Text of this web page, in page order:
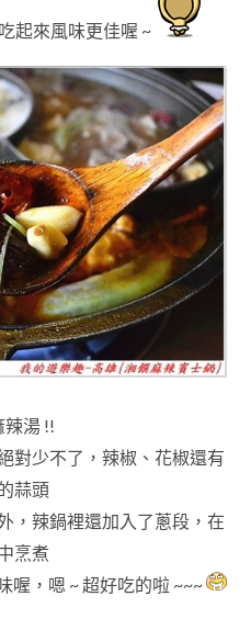
吃起來風味更佳喔 ~
辣湯 !!
對少不了 ，辣椒 、花椒還有
蒜頭
， 辣鍋裡還加入了蔥段 ， 在
烹煮
喔，嗯 ~超好吃的啦 ~~~